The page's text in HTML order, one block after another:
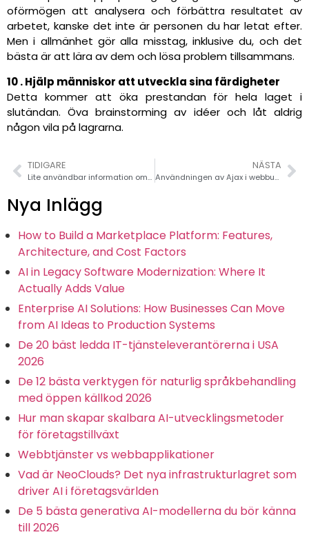
oförmögen att analysera och förbättra resultatet av
arbetet, kanske det inte är personen du har letat efter.
Men i allmänhet gör alla misstag, inklusive du, och det
bästa är att lära av dem och lösa problem tillsammans.
10 . Hjälp människor att utveckla sina färdigheter
Detta kommer att öka prestandan för hela laget i
slutändan. Öva brainstorming av idéer och låt aldrig
någon vila på lagrarna.
TIDIGARE
Lite användbar information om Microsoft Updates
NÄSTA
Användningen av Ajax i webbutveckling
Nya Inlägg
How to Build a Marketplace Platform: Features,
Architecture, and Cost Factors
AI in Legacy Software Modernization: Where It
Actually Adds Value
Enterprise AI Solutions: How Businesses Can Move
from AI Ideas to Production Systems
De 20 bäst ledda IT-tjänsteleverantörerna i USA
2026
De 12 bästa verktygen för naturlig språkbehandling
med öppen källkod 2026
Hur man skapar skalbara AI-utvecklingsmetoder
för företagstillväxt
Webbtjänster vs webbapplikationer
Vad är NeoClouds? Det nya infrastrukturlagret som
driver AI i företagsvärlden
De 5 bästa generativa AI-modellerna du bör känna
till 2026